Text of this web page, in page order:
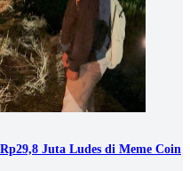
Juta Ludes di Meme Coin